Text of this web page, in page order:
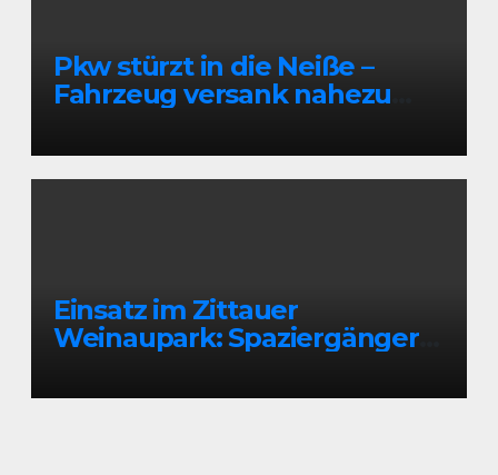
Pkw stürzt in die Neiße –
Fahrzeug versank nahezu
Einsatz im Zittauer
Weinaupark: Spaziergänger